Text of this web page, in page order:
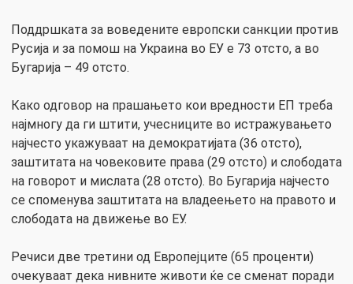
Поддршката за воведените европски санкции против
Русија и за помош на Украина во ЕУ е 73 отсто, а во
Бугарија – 49 отсто.
Како одговор на прашањето кои вредности ЕП треба
најмногу да ги штити, учесниците во истражувањето
најчесто укажуваат на демократијата (36 отсто),
заштитата на човековите права (29 отсто) и слободата
на говорот и мислата (28 отсто). Во Бугарија најчесто
се споменува заштитата на владеењето на правото и
слободата на движење во ЕУ.
Речиси две третини од Европејците (65 проценти)
очекуваат дека нивните животи ќе се сменат поради